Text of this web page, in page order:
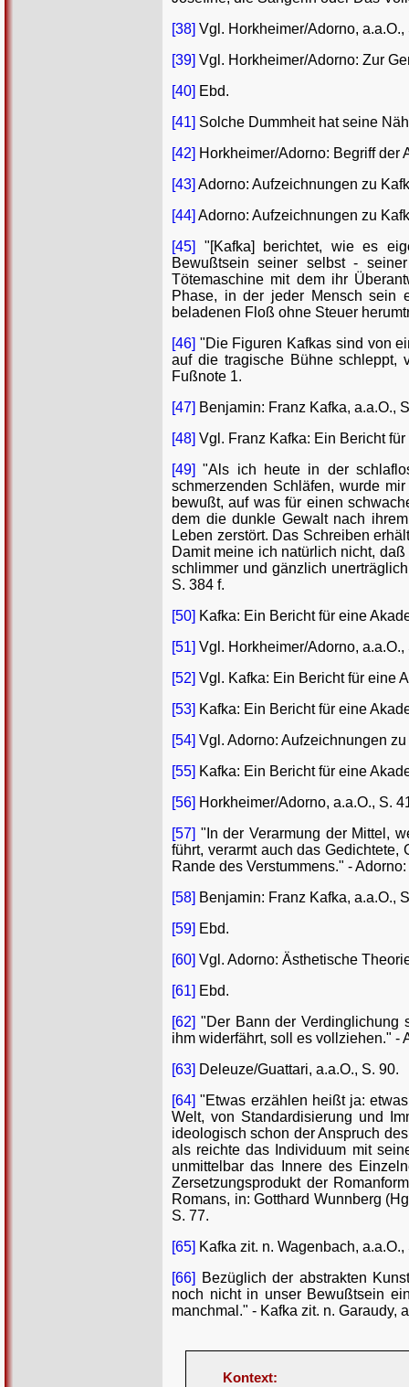
[38] Vgl. Horkheimer/Adorno, a.a.O.,
[39] Vgl. Horkheimer/Adorno: Zur
[40] Ebd.
[41] Solche Dummheit hat seine
[42] Horkheimer/Adorno: Begriff der
[43] Adorno: Aufzeichnungen zu
[44] Adorno: Aufzeichnungen zu
[45]
"[Kafka] berichtet, wie es
Bewußtsein seiner selbst -
Tötemaschine mit dem ihr
Phase, in der jeder Mensch sein
beladenen Floß ohne Steuer
[46] "Die Figuren Kafkas sind von
auf die tragische Bühne schleppt,
Fußnote 1.
[47] Benjamin: Franz Kafka, a.a.O.,
[48] Vgl. Franz Kafka: Ein Bericht
[49] "Als ich heute in der
schmerzenden Schläfen, wurde
bewußt, auf was für einen
dem die dunkle Gewalt nach
Leben zerstört. Das Schreiben
Damit meine ich natürlich nicht,
schlimmer und gänzlich
S. 384 f.
[50] Kafka: Ein Bericht für eine
[51] Vgl. Horkheimer/Adorno, a.a.O.,
[52] Vgl. Kafka: Ein Bericht für eine
[53] Kafka: Ein Bericht für eine
[54] Vgl. Adorno: Aufzeichnungen
[55] Kafka: Ein Bericht für eine
[56] Horkheimer/Adorno, a.a.O., S.
[57] "In der Verarmung der Mittel,
führt, verarmt auch das Gedichtete,
Rande des Verstummens." -
[58] Benjamin: Franz Kafka, a.a.O.,
[59] Ebd.
[60] Vgl. Adorno: Ästhetische
[61] Ebd.
[62] "Der Bann der Verdinglichung
ihm widerfährt, soll es vollziehen." -
[63] Deleuze/Guattari, a.a.O., S. 90.
[64] "Etwas erzählen heißt ja:
Welt, von Standardisierung und
ideologisch schon der Anspruch
als reichte das Individuum mit
unmittelbar das Innere des
Zersetzungsprodukt der
Romans, in: Gotthard Wunnberg
S. 77.
[65] Kafka zit. n. Wagenbach, a.a.O.,
[66]
Bezüglich der abstrakten
noch nicht in unser Bewußtsein
manchmal." - Kafka zit. n. Garaudy,
Kontext: